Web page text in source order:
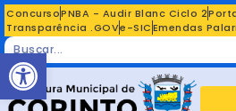
ConcursoPNBA - Audir Blanc Ciclo 2
Transparência .GOVe-SICEmendas
Abrir a barra de ferramentas